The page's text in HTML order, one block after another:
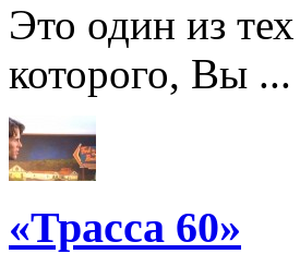
Это один из
которого, Вы ...
«Трасса 60»